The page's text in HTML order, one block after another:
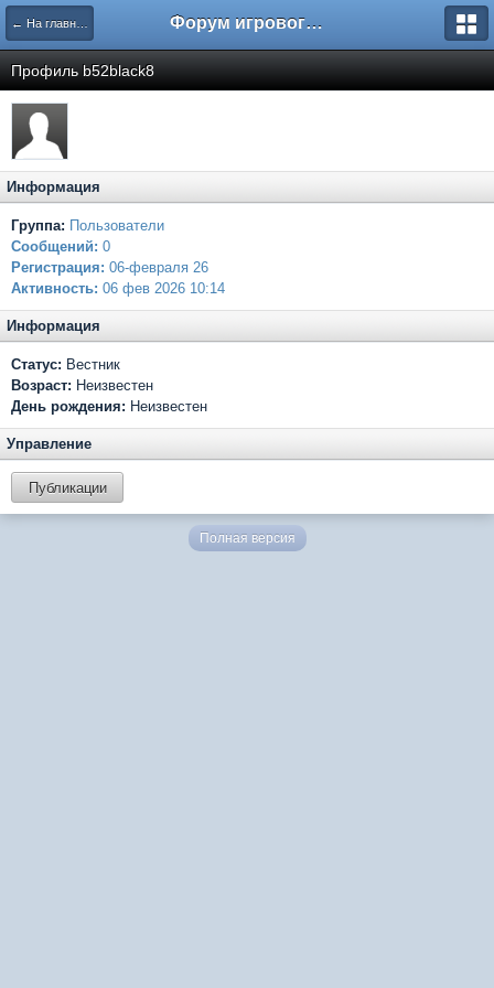
← На главную Форум игрового проекта Riverrise
Профиль b52black8
Информация
Группа: Пользователи
Сообщений: 0
Регистрация: 06-февраля 26
Активность: 06 фев 2026 10:14
Информация
Статус: Вестник
Возраст: Неизвестен
День рождения: Неизвестен
Управление
Публикации
Полная версия